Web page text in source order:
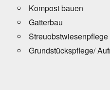
Kompost bauen
Gatterbau
Streuobstwiesenpflege
Grundstückspflege/